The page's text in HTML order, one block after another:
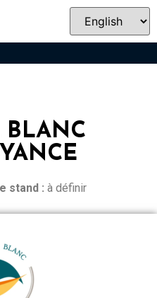
BLANC
stand : à définir